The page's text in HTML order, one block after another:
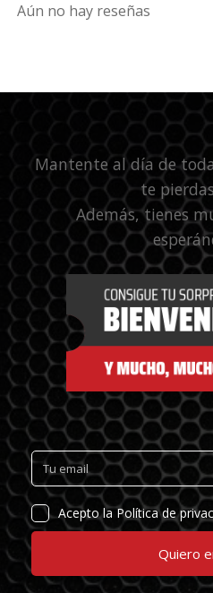
Aún no hay reseñas
Mantente al día de
te
Además, tienes